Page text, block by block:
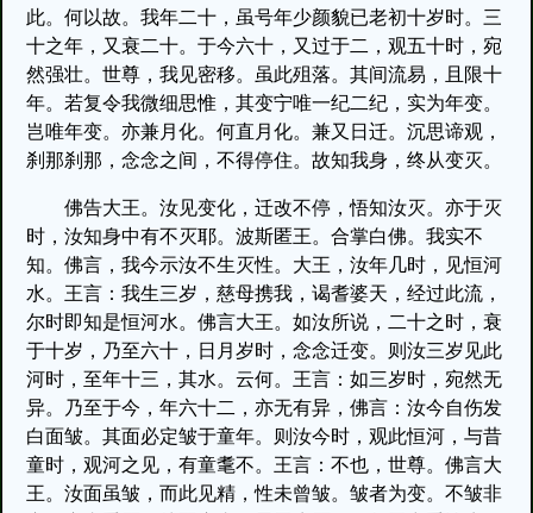
此。何以故。我年二十，虽号年少颜貌已老初十岁时。三
十之年，又衰二十。于今六十，又过于二，观五十时，宛
然强壮。世尊，我见密移。虽此殂落。其间流易，且限十
年。若复令我微细思惟，其变宁唯一纪二纪，实为年变。
岂唯年变。亦兼月化。何直月化。兼又日迁。沉思谛观，
刹那刹那，念念之间，不得停住。故知我身，终从变灭。
佛告大王。汝见变化，迁改不停，悟知汝灭。亦于灭
时，汝知身中有不灭耶。波斯匿王。合掌白佛。我实不
知。佛言，我今示汝不生灭性。大王，汝年几时，见恒河
水。王言：我生三岁，慈母携我，谒耆婆天，经过此流，
尔时即知是恒河水。佛言大王。如汝所说，二十之时，衰
于十岁，乃至六十，日月岁时，念念迁变。则汝三岁见此
河时，至年十三，其水。云何。王言：如三岁时，宛然无
异。乃至于今，年六十二，亦无有异，佛言：汝今自伤发
白面皱。其面必定皱于童年。则汝今时，观此恒河，与昔
童时，观河之见，有童耄不。王言：不也，世尊。佛言大
王。汝面虽皱，而此见精，性未曾皱。皱者为变。不皱非